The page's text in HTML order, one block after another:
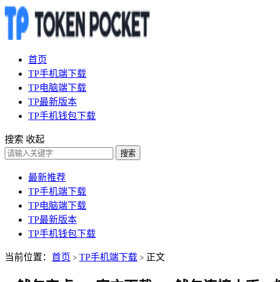
首页
TP手机端下载
TP电脑端下载
TP最新版本
TP手机钱包下载
搜索 收起
搜索
最新推荐
TP手机端下载
TP电脑端下载
TP最新版本
TP手机钱包下载
当前位置： 首页 > TP手机端下载 > 正文